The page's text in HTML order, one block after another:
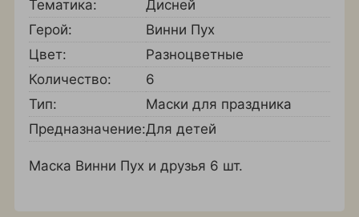
Тематика:
Дисней
Герой:
Винни Пух
Цвет:
Разноцветные
Количество:
6
Тип:
Маски для праздника
Предназначение:Для детей
Маска Винни Пух и друзья 6 шт.